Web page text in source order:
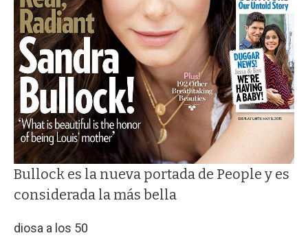
Bullock es la nueva portada de People y es
considerada la más bella
diosa a los 50